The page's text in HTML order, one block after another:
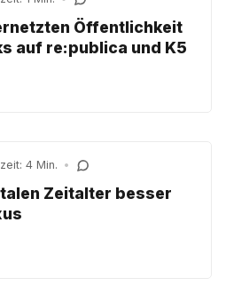
Öffentlichkeit
auf re:publica und K5
4 Min. •
Zeitalter besser